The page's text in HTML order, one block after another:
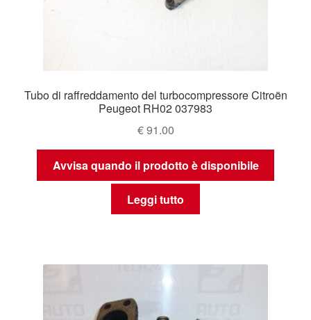
Tubo di raffreddamento del turbocompressore Citroën
Peugeot RH02 037983
€91.00
Avvisa quando il prodotto è disponibile
Leggi tutto